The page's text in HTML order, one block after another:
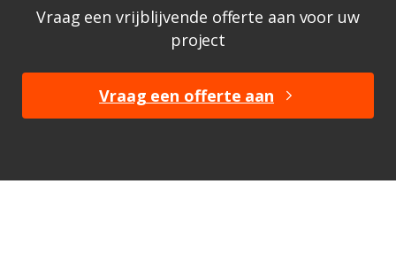
Vraag een vrijblijvende offerte aan voor uw
project
Vraag een offerte aan